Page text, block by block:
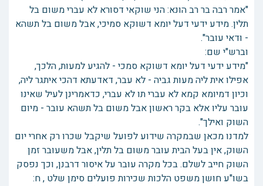
"אמר רבה בר רב הונא: הני שוקאי דסורא לא עברי משום בל
תלין. מידע ידעי דעל יומא דשוקא סמיכי, אבל משום בל תשהא
- ודאי עובר".
וברש"י שם:
"מידע ידעי דעל יומא דשוקא סמכי - להגיע למעות, הלכך,
אפילו אית ליה מעות גביה - לא עבר, דאדעתא דהכי איתגר ליה,
וכיון דמיומא קמא לא עברי תו לא עברי, כדאמרינן לעיל שאינו
עובר עליו אלא בקר ראשון אבל משום בל תשהא עובר - מיום
השוק ואילך".
למדנו מכאן שבמקרה שידוע לפועל שיקבל שכרו רק אחרי יום
השוק, אין בעל הבית עובר משום בל תלין, אבל משעובר זמן
השוק חייב לשלם. בכל מקרה עובר על איסור דרבנן, וכך נפסק
בשו"ע חושן משפט הלכות שכירות פועלים סימן שלט , ח: